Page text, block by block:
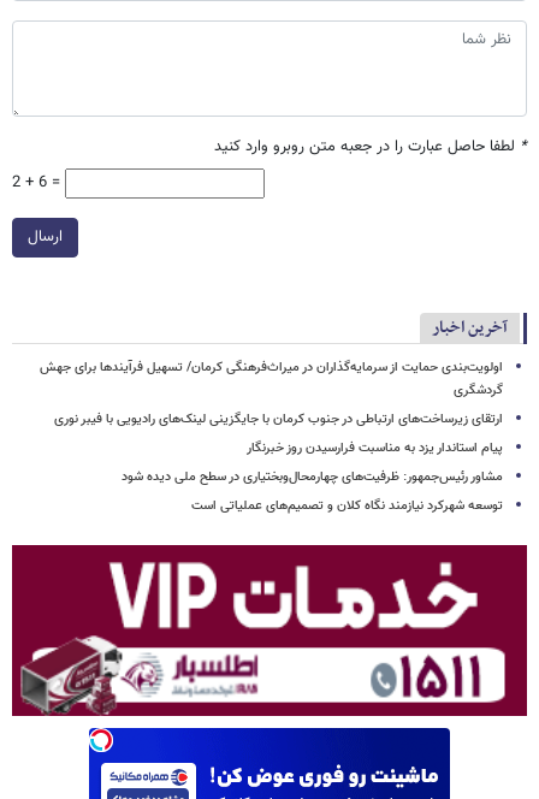
* لطفا حاصل عبارت را در جعبه متن روبرو وارد کنید
2 + 6 =
ارسال
آخرین اخبار
اولویت‌بندی حمایت از سرمایه‌گذاران در میراث‌فرهنگی کرمان/ تسهیل فرآیندها برای جهش
گردشگری
ارتقای زیرساخت‌های ارتباطی در جنوب کرمان با جایگزینی لینک‌های رادیویی با فیبر نوری
پیام استاندار یزد به مناسبت فرارسیدن روز خبرنگار
مشاور رئیس‌جمهور: ظرفیت‌های چهارمحال‌وبختیاری در سطح ملی دیده شود
توسعه شهرکرد نیازمند نگاه کلان و تصمیم‌های عملیاتی است